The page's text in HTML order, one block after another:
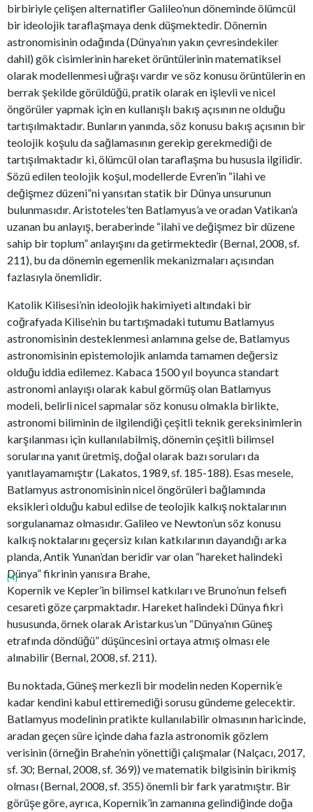
birbiriyle çelişen alternatifler Galileo’nun döneminde ölümcül
bir ideolojik taraflaşmaya denk düşmektedir. Dönemin
astronomisinin odağında (Dünya’nın yakın çevresindekiler
dahil) gök cisimlerinin hareket örüntülerinin matematiksel
olarak modellenmesi uğraşı vardır ve söz konusu örüntülerin en
berrak şekilde görüldüğü, pratik olarak en işlevli ve nicel
öngörüler yapmak için en kullanışlı bakış açısının ne olduğu
tartışılmaktadır. Bunların yanında, söz konusu bakış açısının bir
teolojik koşulu da sağlamasının gerekip gerekmediği de
tartışılmaktadır ki, ölümcül olan taraflaşma bu hususla ilgilidir.
Sözü edilen teolojik koşul, modellerde Evren’in “ilahi ve
değişmez düzeni”ni yansıtan statik bir Dünya unsurunun
bulunmasıdır. Aristoteles’ten Batlamyus’a ve oradan Vatikan’a
uzanan bu anlayış, beraberinde “ilahi ve değişmez bir düzene
sahip bir toplum” anlayışını da getirmektedir (Bernal, 2008, sf.
211), bu da dönemin egemenlik mekanizmaları açısından
fazlasıyla önemlidir.
Katolik Kilisesi’nin ideolojik hakimiyeti altındaki bir
coğrafyada Kilise’nin bu tartışmadaki tutumu Batlamyus
astronomisinin desteklenmesi anlamına gelse de, Batlamyus
astronomisinin epistemolojik anlamda tamamen değersiz
olduğu iddia edilemez. Kabaca 1500 yıl boyunca standart
astronomi anlayışı olarak kabul görmüş olan Batlamyus
modeli, belirli nicel sapmalar söz konusu olmakla birlikte,
astronomi biliminin de ilgilendiği çeşitli teknik gereksinimlerin
karşılanması için kullanılabilmiş, dönemin çeşitli bilimsel
sorularına yanıt üretmiş, doğal olarak bazı soruları da
yanıtlayamamıştır (Lakatos, 1989, sf. 185-188). Esas mesele,
Batlamyus astronomisinin nicel öngörüleri bağlamında
eksikleri olduğu kabul edilse de teolojik kalkış noktalarının
sorgulanamaz olmasıdır. Galileo ve Newton’un söz konusu
kalkış noktalarını geçersiz kılan katkılarının dayandığı arka
planda, Antik Yunan’dan beridir var olan “hareket halindeki
Dünya” fikrinin yanısıra Brahe,
[4]
Kopernik ve Kepler’in bilimsel katkıları ve Bruno’nun felsefi
cesareti göze çarpmaktadır. Hareket halindeki Dünya fikri
hususunda, örnek olarak Aristarkus’un “Dünya’nın Güneş
etrafında döndüğü” düşüncesini ortaya atmış olması ele
alınabilir (Bernal, 2008, sf. 211).
Bu noktada, Güneş merkezli bir modelin neden Kopernik’e
kadar kendini kabul ettiremediği sorusu gündeme gelecektir.
Batlamyus modelinin pratikte kullanılabilir olmasının haricinde,
aradan geçen süre içinde daha fazla astronomik gözlem
verisinin (örneğin Brahe’nin yönettiği çalışmalar (Nalçacı, 2017,
sf. 30; Bernal, 2008, sf. 369)) ve matematik bilgisinin birikmiş
olması (Bernal, 2008, sf. 355) önemli bir fark yaratmıştır. Bir
görüşe göre, ayrıca, Kopernik’in zamanına gelindiğinde doğa